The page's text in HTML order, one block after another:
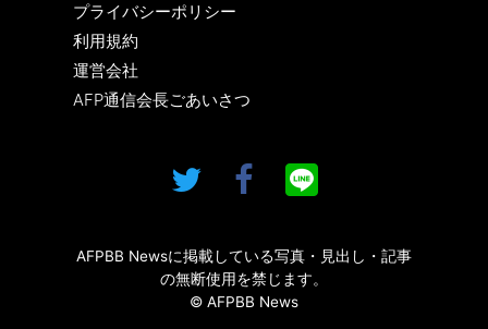
プライバシーポリシー
利用規約
運営会社
AFP通信会長ごあいさつ
AFPBB Newsに掲載している写真・見出し・記事
の無断使用を禁じます。
© AFPBB News